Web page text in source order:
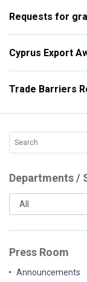
Requests for
Cyprus Export
Trade Barriers
Departments /
Press Room
Announcements